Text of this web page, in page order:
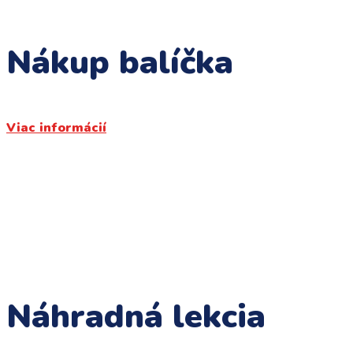
Nákup balíčka
Viac informácií
Náhradná lekcia